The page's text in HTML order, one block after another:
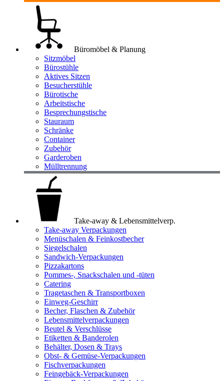
Büromöbel & Planung
Sitzmöbel
Bürostühle
Aktives Sitzen
Besucherstühle
Bürotische
Arbeitstische
Besprechungstische
Stauraum
Schränke
Container
Zubehör
Garderoben
Mülltrennung
Take-away & Lebensmittelverp.
Take-away Verpackungen
Menüschalen & Feinkostbecher
Siegelschalen
Sandwich-Verpackungen
Pizzakartons
Pommes-, Snackschalen und -tüten
Catering
Tragetaschen & Transportboxen
Einweg-Geschirr
Becher, Flaschen & Zubehör
Lebensmittelverpackungen
Beutel & Verschlüsse
Etiketten & Banderolen
Behälter, Dosen & Trays
Obst- & Gemüse-Verpackungen
Fischverpackungen
Feingebäck-Verpackungen